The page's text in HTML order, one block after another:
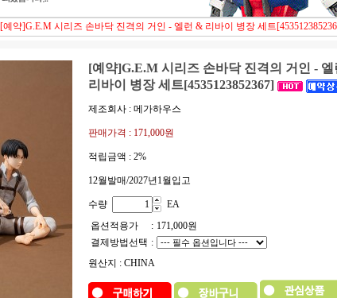
[예약]G.E.M 시리즈 손바닥 진격의 거인 - 엘런 & 리바이 병장 세트
[예약]G.E.M 시리즈 손바닥 진격의 거인 -
리바이 병장 세트[4535123852367]
제조회사 : 메가하우스
판매가격 : 171,000원
적립금액 : 2%
12월발매/2027년1월입고
수량
EA
옵션적용가
: 171,000원
결제방법선택 :
원산지 : CHINA